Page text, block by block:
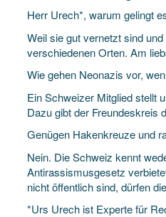
Herr Urech*, warum gelingt
Weil sie gut vernetzt sind
verschiedenen Orten. Am
Wie gehen Neonazis vor,
Ein Schweizer Mitglied stellt
Dazu gibt der Freundeskreis
Genügen Hakenkreuze und
Nein. Die Schweiz kennt
Antirassismusgesetz
nicht öffentlich sind, dürfen
*Urs Urech ist Experte für